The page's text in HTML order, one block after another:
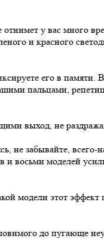
у вас много
и красного
его в
пальцами,
выход, не
не забывайте, всего-
восьми моделей
модели этот
до пугающе